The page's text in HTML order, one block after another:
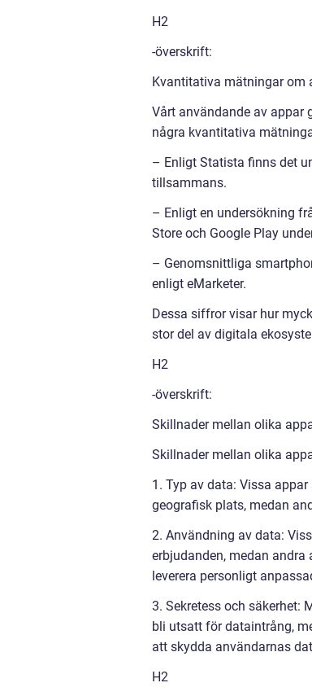
H2
-överskrift:
Kvantitativa mätningar om
Vårt användande av appar
några kvantitativa
– Enligt Statista finns det
tillsammans.
– Enligt en undersökning
Store och Google Play
– Genomsnittliga
enligt eMarketer.
Dessa siffror visar hur
stor del av digitala
H2
-överskrift:
Skillnader mellan olika
Skillnader mellan olika
1. Typ av data: Vissa
geografisk plats, medan
2. Användning av data:
erbjudanden, medan
leverera personligt
3. Sekretess och säkerhet:
bli utsatt för dataintrång,
att skydda användarnas
H2